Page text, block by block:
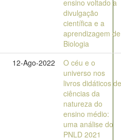
ensino voltado a
divulgação
científica e a
aprendizagem de
Biologia
12-Ago-2022
O céu e o
universo nos
livros didáticos de
ciências da
natureza do
ensino médio:
uma análise do
PNLD 2021